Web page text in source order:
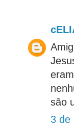
são
3 de